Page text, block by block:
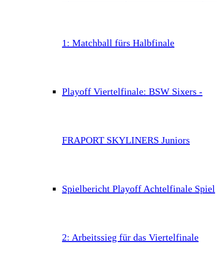
1: Matchball fürs Halbfinale
Playoff Viertelfinale: BSW Sixers -
FRAPORT SKYLINERS Juniors
Spielbericht Playoff Achtelfinale Spiel
2: Arbeitssieg für das Viertelfinale